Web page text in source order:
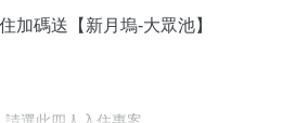
加碼送【新月塢-大眾池】